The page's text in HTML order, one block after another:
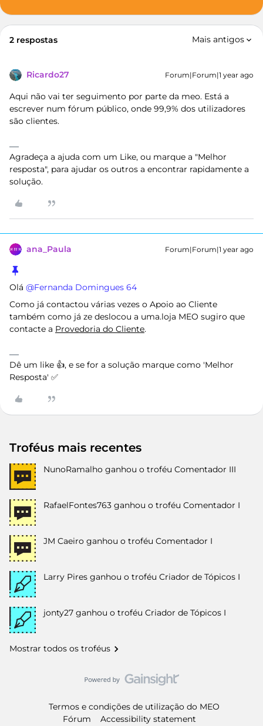
2 respostas Mais antigos
Ricardo27 Forum|Forum|1 year ago
Aqui não vai ter seguimento por parte da meo. Está a
escrever num fórum público, onde 99,9% dos utilizadores
são clientes.
Agradeça a ajuda com um Like, ou marque a "Melhor
resposta", para ajudar os outros a encontrar rapidamente a
solução.
ana_Paula Forum|Forum|1 year ago
Olá ​ @Fernanda Domingues 64
Como já contactou várias vezes o Apoio ao Cliente
também como já ze deslocou a uma.loja MEO sugiro que
contacte a Provedoria do Cliente.
Dê um like 👍, e se for a solução marque como 'Melhor
Resposta' ✅
Troféus mais recentes
NunoRamalho ganhou o troféu Comentador III
RafaelFontes763 ganhou o troféu Comentador I
JM Caeiro ganhou o troféu Comentador I
Larry Pires ganhou o troféu Criador de Tópicos I
jonty27 ganhou o troféu Criador de Tópicos I
Mostrar todos os troféus
Termos e condições de utilização do MEO
Fórum
Accessibility statement